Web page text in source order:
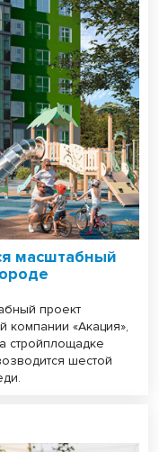
масштабный
проект
компании «Акация»,
стройплощадке
шестой